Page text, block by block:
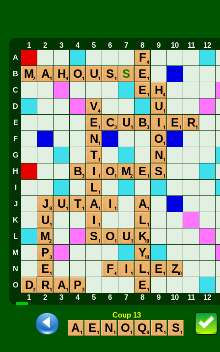
1 2 3 4 5 6 7 8 9 10 11 12
A
F
B M A H O U S S E
C E H
D V U
E E C U B I E R
F N O
G T N
H B I O M E S
I L
J J U T A I A
K U I L
L M S O U K
M P Y
N E F I L E Z
O D R A P E
1 2 3 4 5 6 7 8 9 10 11 12
Coup 13
A E N O Q R S